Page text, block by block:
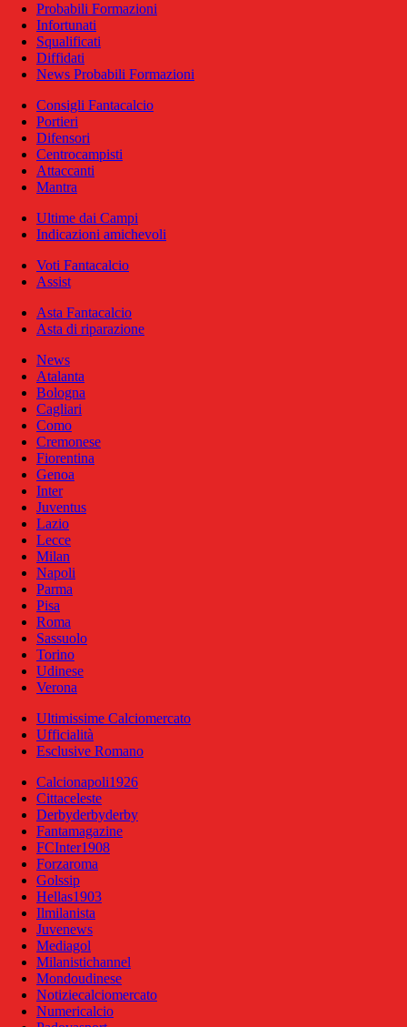
Probabili Formazioni
Infortunati
Squalificati
Diffidati
News Probabili Formazioni
Consigli Fantacalcio
Portieri
Difensori
Centrocampisti
Attaccanti
Mantra
Ultime dai Campi
Indicazioni amichevoli
Voti Fantacalcio
Assist
Asta Fantacalcio
Asta di riparazione
News
Atalanta
Bologna
Cagliari
Como
Cremonese
Fiorentina
Genoa
Inter
Juventus
Lazio
Lecce
Milan
Napoli
Parma
Pisa
Roma
Sassuolo
Torino
Udinese
Verona
Ultimissime Calciomercato
Ufficialità
Esclusive Romano
Calcionapoli1926
Cittaceleste
Derbyderbyderby
Fantamagazine
FCInter1908
Forzaroma
Golssip
Hellas1903
Ilmilanista
Juvenews
Mediagol
Milanistichannel
Mondoudinese
Notiziecalciomercato
Numericalcio